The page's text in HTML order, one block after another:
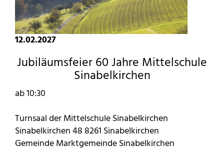
12.02.2027
Jubiläumsfeier 60 Jahre Mittelschule
Sinabelkirchen
ab 10:30
Turnsaal der Mittelschule Sinabelkirchen
Sinabelkirchen 48 8261 Sinabelkirchen
Gemeinde Marktgemeinde Sinabelkirchen